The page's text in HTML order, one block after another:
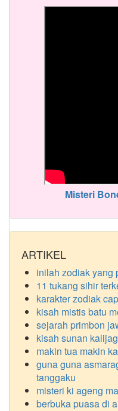
Misteri
ARTIKEL
inilah zodiak yang
11 tukang sihir
karakter zodiak
kisah mistis batu
sejarah primbon
kisah sunan
makin tua makin
guna guna
tanggaku
misteri ki ageng
berbuka puasa di